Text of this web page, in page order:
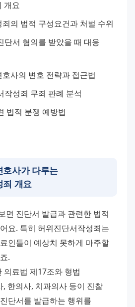
개요
의 법적 구성요건과 처벌 수위
단서 혐의를 받았을 때 대응
사의 변호 전략과 접근법
작성죄 무죄 판례 분석
법적 분쟁 예방법
사가 다루는
죄 개요
면 진단서 발급과 관련한 법적
요. 특히 허위진단서작성죄는
인들이 예상치 못하게 마주할
.
료법 제17조와 형법
한의사, 치과의사 등이 진찰
단서를 발급하는 행위를